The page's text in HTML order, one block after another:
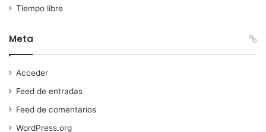
Tiempo libre
Meta
Acceder
Feed de entradas
Feed de comentarios
WordPress.org